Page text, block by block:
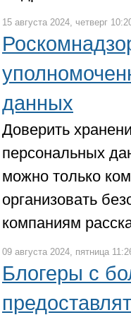
15 августа 2024, четверг
данных
Доверить
персональных
можно только
организовать
компаниям
09 августа 2024, пятница
Блогеры с